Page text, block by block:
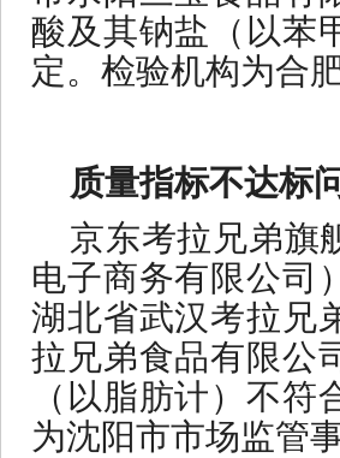
酸及其钠盐（以苯
定。检验机构为合
质量指标不达标
京东考拉兄弟旗
电子商务有限公司
湖北省武汉考拉兄
拉兄弟食品有限公
（以脂肪计）不
为沈阳市市场监管